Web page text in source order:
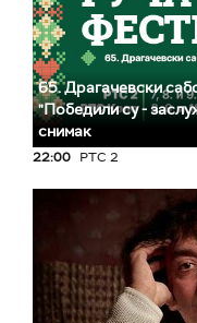
65. Драгачевски
"Победили су -
снимак
22:00 РТС 2